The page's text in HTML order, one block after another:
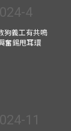
狗義工有共鳴
奮錫甩耳環